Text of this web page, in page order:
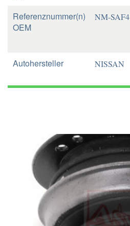
Referenznummer(n)
OEM
NM-SAF4
Autohersteller NISSAN